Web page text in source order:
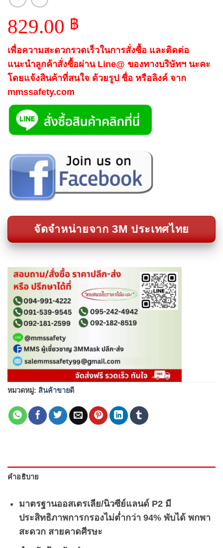
829.00 ฿
เพื่อความสะดวกรวดเร็วในการสั่งซื้อ และติดต่อ
แนะนำลูกค้าสั่งซื้อผ่าน Line@ ของทางบริษัทฯ นะคะ
โดยแจ้งสินค้าที่สนใจ ด้วยรูป ชื่อ หรือลิงค์ จาก
mmssafety.com
จัดจำหน่ายจาก 3M ประเทศไทย
หมวดหมู่: สินค้าขายดี
คำอธิบาย
มาตรฐานออสเตรเลีย/นิวซีย์แลนด์ P2 มี
ประสิทธิภาพการกรองไม่ต่ำกว่า 94% พับได้ พกพา
สะดวก สายคาดศีรษะ